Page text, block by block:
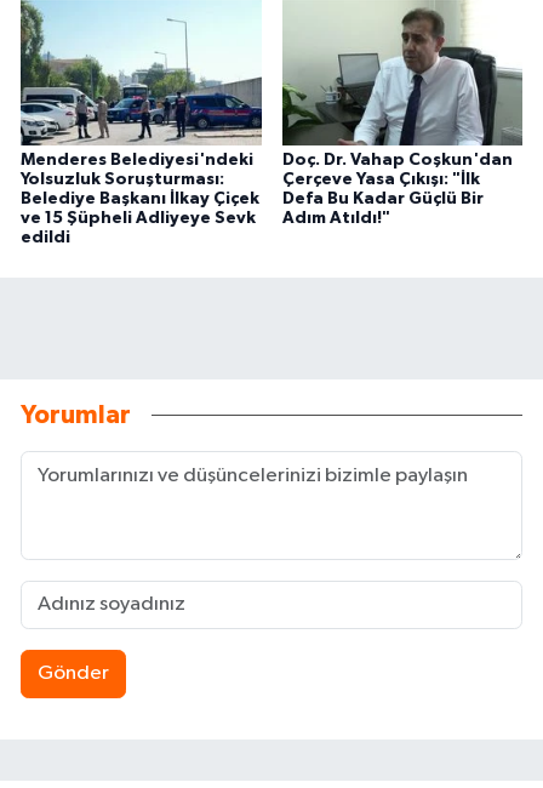
Menderes Belediyesi'ndeki
Yolsuzluk Soruşturması:
Belediye Başkanı İlkay Çiçek
ve 15 Şüpheli Adliyeye Sevk
edildi
Doç. Dr. Vahap Coşkun'dan
Çerçeve Yasa Çıkışı: "İlk
Defa Bu Kadar Güçlü Bir
Adım Atıldı!"
Yorumlar
Gönder